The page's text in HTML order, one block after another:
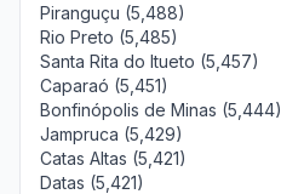
Piranguçu (5,488)
Rio Preto (5,485)
Santa Rita do Itueto (5,457)
Caparaó (5,451)
Bonfinópolis de Minas (5,444)
Jampruca (5,429)
Catas Altas (5,421)
Datas (5,421)